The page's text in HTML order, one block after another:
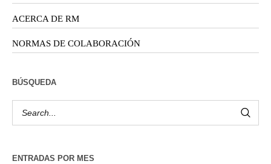
ACERCA DE RM
NORMAS DE COLABORACIÓN
BÚSQUEDA
ENTRADAS POR MES